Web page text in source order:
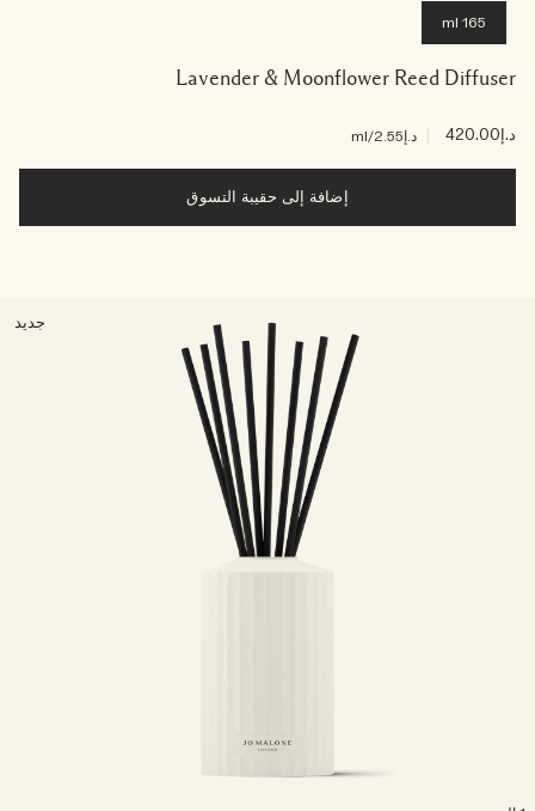
165 ml
Lavender & Moonflower Reed Diffuser
د.إ420.00 د.إ2.55 /ml
إضافة إلى حقيبة التسوق
جديد